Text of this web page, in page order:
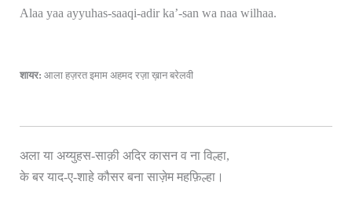
Alaa yaa ayyuhas-saaqi-adir ka’-san wa naa wilhaa.
शायर: आला हज़रत इमाम अहमद रज़ा ख़ान बरेलवी
अला या अय्युहस-साक़ी अदिर कासन व ना विल्हा,
के बर याद-ए-शाहे कौसर बना साज़ेम महफ़िल्हा।